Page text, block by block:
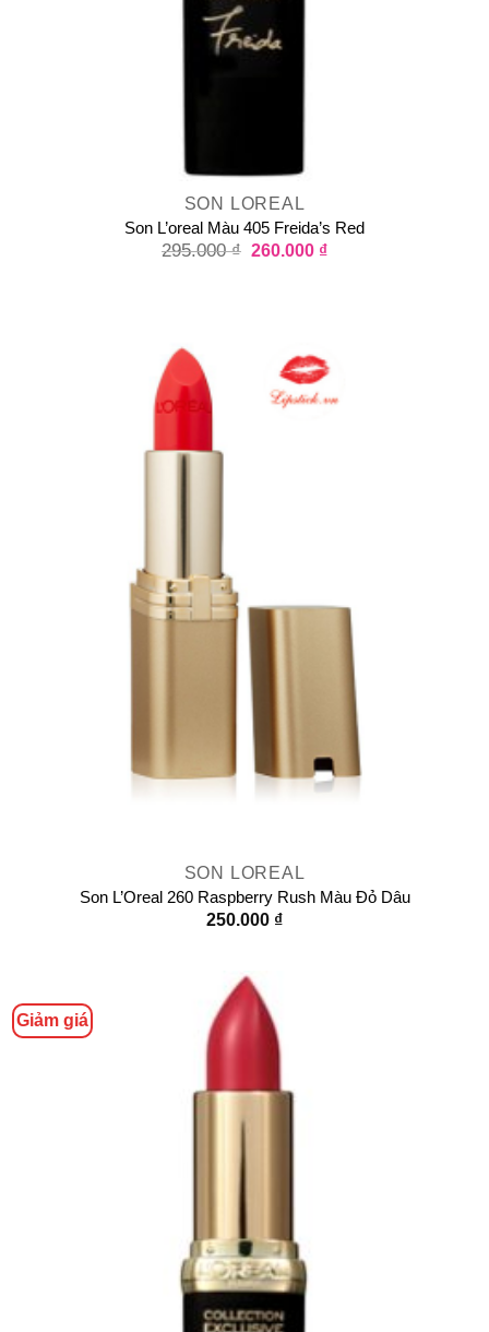
SON LOREAL
Son L’oreal Màu 405 Freida’s Red
295.000₫ 260.000 ₫
SON LOREAL
Son L’Oreal 260 Raspberry Rush Màu Đỏ Dâu
250.000 ₫
Giảm giá